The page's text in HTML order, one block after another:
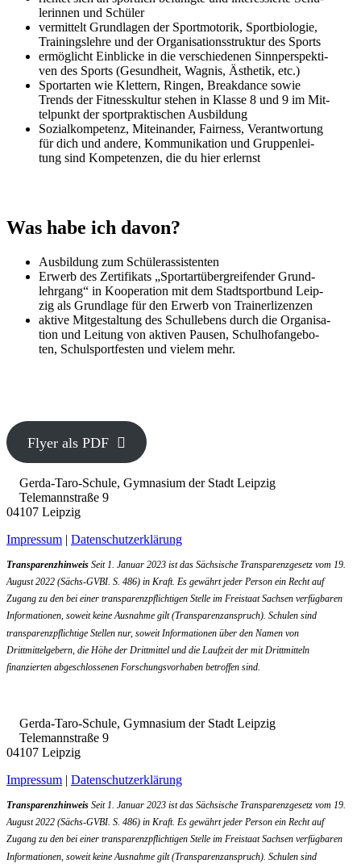
le­rin­nen und Schüler
ver­mit­telt Grund­la­gen der Sport­mo­to­rik, Sport­bio­lo­gie,
Trai­nings­leh­re und der Orga­ni­sa­ti­ons­struk­tur des Sports
ermög­licht Ein­bli­cke in die ver­schie­de­nen Sinn­per­spek­ti­
ven des Sports (Gesund­heit, Wag­nis, Ästhe­tik, etc.)
Sport­ar­ten wie Klet­tern, Rin­gen, Break­dance sowie
Trends der Fit­ness­kul­tur ste­hen in Klas­se 8 und 9 im Mit­
tel­punkt der sport­prak­ti­schen Ausbildung
Sozi­al­kom­pe­tenz, Mit­ein­an­der, Fair­ness, Ver­ant­wor­tung
für dich und ande­re, Kom­mu­ni­ka­ti­on und Grup­pen­lei­
tung sind Kom­pe­ten­zen, die du hier erlernst
Was habe ich davon?
Aus­bil­dung zum Schülerassistenten
Erwerb des Zer­ti­fi­kats „Sport­art­über­grei­fen­der Grund­
lehr­gang“ in Koope­ra­ti­on mit dem Stadt­sport­bund Leip­
zig als Grund­la­ge für den Erwerb von Trainerlizenzen
akti­ve Mit­ge­stal­tung des Schul­le­bens durch die Orga­ni­sa­
ti­on und Lei­tung von akti­ven Pau­sen, Schul­hof­an­ge­bo­
ten, Schul­sport­fes­ten und vie­lem mehr.
Fly­er als PDF
Gerda-Taro-Schule, Gymnasium der Stadt Leipzig
Telemannstraße 9
04107 Leipzig
Impressum | Datenschutzerklärung
Transparenzhinweis Seit 1. Januar 2023 ist das Sächsische Transparenzgesetz vom 19.
August 2022 (Sächs-GVBI. S. 486) in Kraft. Es gewährt jeder Person ein Recht auf
Zugang zu den bei einer transparenzpflichtigen Stelle im Freistaat Sachsen verfügbaren
Informationen, soweit keine Ausnahme gilt (Transparenzanspruch). Schulen sind
transparenzpflichtige Stellen nur, soweit Informationen über den Namen von
Drittmittelgebern, die Höhe der Drittmittel und die Laufzeit der mit Drittmitteln
finanzierten abgeschlossenen Forschungsvorhaben betroffen sind.
Gerda-Taro-Schule, Gymnasium der Stadt Leipzig
Telemannstraße 9
04107 Leipzig
Impressum | Datenschutzerklärung
Transparenzhinweis Seit 1. Januar 2023 ist das Sächsische Transparenzgesetz vom 19.
August 2022 (Sächs-GVBI. S. 486) in Kraft. Es gewährt jeder Person ein Recht auf
Zugang zu den bei einer transparenzpflichtigen Stelle im Freistaat Sachsen verfügbaren
Informationen, soweit keine Ausnahme gilt (Transparenzanspruch). Schulen sind